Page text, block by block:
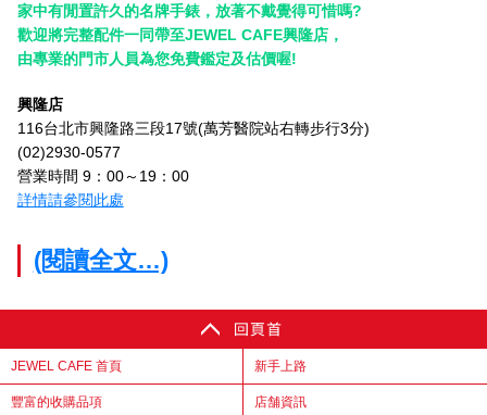
家中有閒置許久的名牌手錶，放著不戴覺得可惜嗎?
歡迎將完整配件一同帶至JEWEL CAFE興隆店，
由專業的門市人員為您免費鑑定及估價喔!
興隆店
116台北市興隆路三段17號(萬芳醫院站右轉步行3分)
(02)2930-0577
營業時間 9：00～19：00
詳情請參閱此處
(閱讀全文…)
JEWEL CAFE 首頁 新手上路
豐富的收購品項 店舗資訊